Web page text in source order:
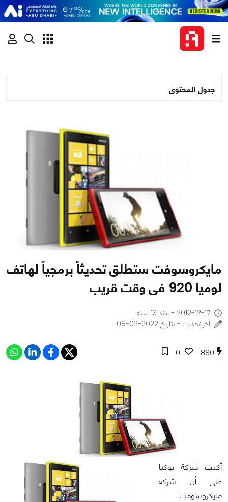
جدول المحتوى
مايكروسوفت ستطلق تحديثاً برمجياً لهاتف
لوميا 920 فى وقت قريب
2012-12-17 - منذ 13 سنة
اخر تحديث - بتاريخ 2022-02-08
880
0
أكدت شركة نوكيا
على أن شركة
مايكروسوفت